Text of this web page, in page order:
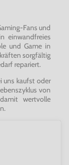
Fans und
einwandfreies
und Game in
sorgfältig
repariert.
uns kaufst oder
von
wertvolle